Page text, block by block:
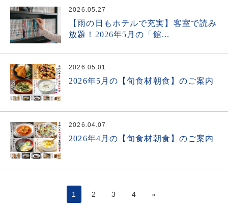
2026.05.27
【雨の日もホテルで充実】客室で読み
放題！2026年5月の「館...
2026.05.01
2026年5月の【旬食材朝食】のご案内
2026.04.07
2026年4月の【旬食材朝食】のご案内
1 2 3 4 »